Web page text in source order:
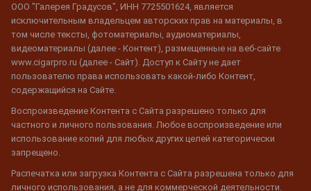
ООО "Галерея Градусов", ИНН 7725501624, является
исключительным владельцем авторских прав на материалы, в
том числе тексты, фотоматериалы, аудиоматериалы,
видеоматериалы (далее - Контент), размещенные на веб-сайте
www.cigarpro.ru (далее - Сайт). Доступ к Сайту не дает
пользователю права использовать какой-либо Контент,
содержащийся на Сайте.
Воспроизведение Контента с Сайта разрешено только для
частного и личного пользования. Любое воспроизведение или
использование копий для любых других целей категорически
запрещено.
Распечатка или загрузка Контента с Сайта разрешена только для
личного использования, а не для коммерческой деятельности.